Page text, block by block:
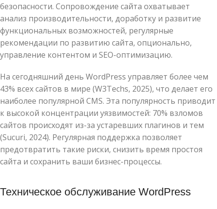
безопасности. Сопровождение сайта охватывает
анализ производительности, доработку и развитие
функциональных возможностей, регулярные
рекомендации по развитию сайта, опционально,
управление контентом и SEO-оптимизацию.
На сегодняшний день WordPress управляет более чем
43% всех сайтов в мире (W3Techs, 2025), что делает его
наиболее популярной CMS. Эта популярность приводит
к высокой концентрации уязвимостей: 70% взломов
сайтов происходят из-за устаревших плагинов и тем
(Sucuri, 2024). Регулярная поддержка позволяет
предотвратить такие риски, снизить время простоя
сайта и сохранить ваши бизнес-процессы.
Техническое обслуживание WordPress